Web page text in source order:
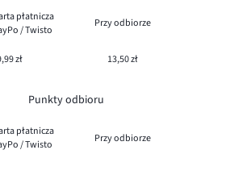
płatnicza
/ Twisto
Przy odbiorze
zł 13,50 zł
Punkty odbioru
płatnicza
/ Twisto
Przy odbiorze